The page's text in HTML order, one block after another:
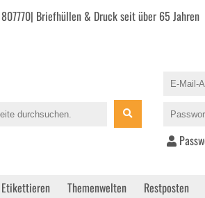
| Briefhüllen & Druck seit über 65 Jahren
Etikettieren Themenwelten Restposten